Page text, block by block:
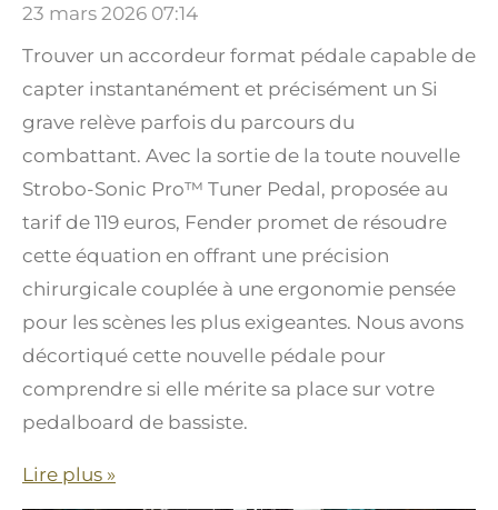
23 mars 2026 07:14
Trouver un accordeur format pédale capable de
capter instantanément et précisément un Si
grave relève parfois du parcours du
combattant. Avec la sortie de la toute nouvelle
Strobo-Sonic Pro™ Tuner Pedal, proposée au
tarif de 119 euros, Fender promet de résoudre
cette équation en offrant une précision
chirurgicale couplée à une ergonomie pensée
pour les scènes les plus exigeantes. Nous avons
décortiqué cette nouvelle pédale pour
comprendre si elle mérite sa place sur votre
pedalboard de bassiste.
Lire plus »